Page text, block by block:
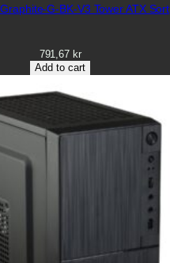
G-BK-V3 Tower ATX Sort
791,67 kr
Add to cart